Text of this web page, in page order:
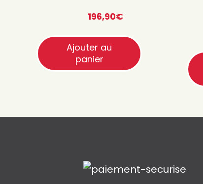
196,90€
Ajouter au
panier